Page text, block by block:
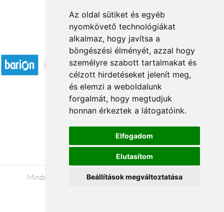
Az oldal sütiket és egyéb
nyomkövető technológiákat
alkalmaz, hogy javítsa a
böngészési élményét, azzal hogy
személyre szabott tartalmakat és
célzott hirdetéseket jelenít meg,
és elemzi a weboldalunk
forgalmát, hogy megtudjuk
honnan érkeztek a látogatóink.
Elfogadom
Elutasítom
Beállítások megváltoztatása
Elfogadott fizetési módok
Impresszum
Adatkezelési tájékoztató
Minden jog fenntartva © 2026 |+36 20 488-8362